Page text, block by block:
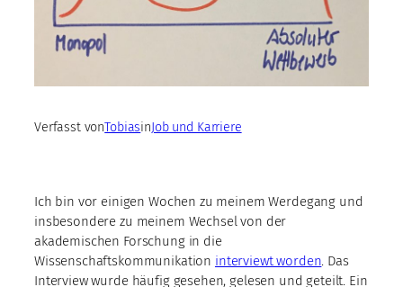
Verfasst vonTobiasinJob und Karriere
Ich bin vor einigen Wochen zu meinem Werdegang und
insbesondere zu meinem Wechsel von der
akademischen Forschung in die
Wissenschaftskommunikation interviewt worden. Das
Interview wurde häufig gesehen, gelesen und geteilt. Ein